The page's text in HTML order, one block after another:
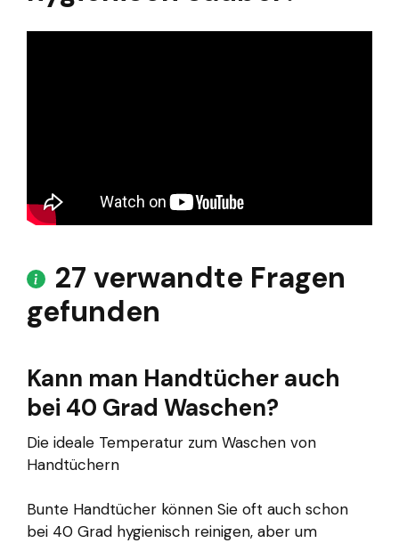
27 verwandte Fragen
gefunden
Kann man Handtücher auch
bei 40 Grad Waschen?
Die ideale Temperatur zum Waschen von
Handtüchern
Bunte Handtücher können Sie oft auch schon
bei 40 Grad hygienisch reinigen, aber um